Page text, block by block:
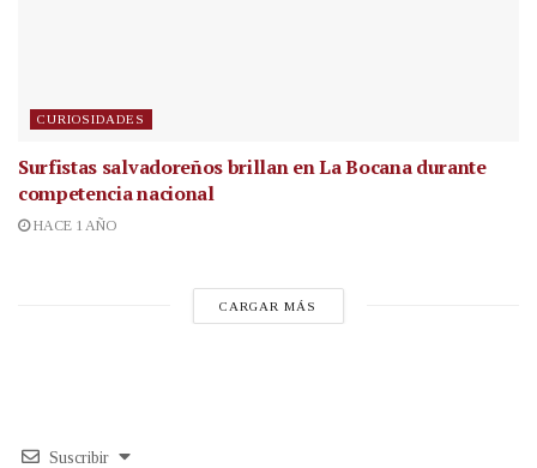
CURIOSIDADES
Surfistas salvadoreños brillan en La Bocana durante
competencia nacional
HACE 1 AÑO
CARGAR MÁS
Suscribir